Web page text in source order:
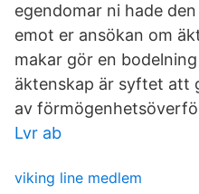
egendomar ni hade
emot er ansökan om
makar gör en
äktenskap är syftet att
av
Lvr ab
viking line medlem